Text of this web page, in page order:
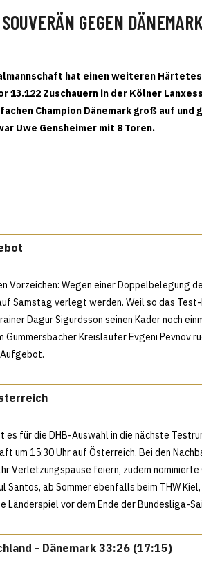
GEGEN DÄNEMARK
hat einen weiteren
13.122 Zuschauern in der Kölner
Champion Dänemark groß auf und
Uwe Gensheimer mit 8 Toren.
Vorzeichen: Wegen einer Doppelbelegung
Samstag verlegt werden. Weil so das
Dagur Sigurdsson seinen Kader noch
Gummersbacher Kreisläufer Evgeni Pevnov
für die DHB-Auswahl in die nächste
um 15:30 Uhr auf Österreich. Bei den
Verletzungspause feiern, zudem
Santos, ab Sommer ebenfalls beim THW
vor dem Ende der Bundesliga-
- Dänemark 33:26 (17:15)